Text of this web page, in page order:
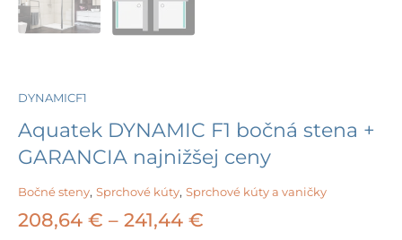
DYNAMICF1
Aquatek DYNAMIC F1 bočná stena +
GARANCIA najnižšej ceny
Bočné steny, Sprchové kúty, Sprchové kúty a vaničky
208,64 € – 241,44 €